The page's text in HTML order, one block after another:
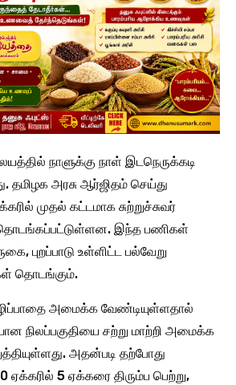
நாளுக்கு நாள் இடநெருக்கடி
தமிழக அரசு ஆர்ஜிதம் செய்து
முதல் கட்டமாக சுற்றுச்சுவர்
இந்த பணிகள்
புறப்பாடு உள்ளிட்ட பல்வேறு
தொடங்கும்.
அமைக்க வேண்டியுள்ளதால்
நிலப்பகுதியை சற்று மாற்றி அமைக்க
அதன்படி தற்போது
5 ஏக்கரை திரும்ப பெற்று,